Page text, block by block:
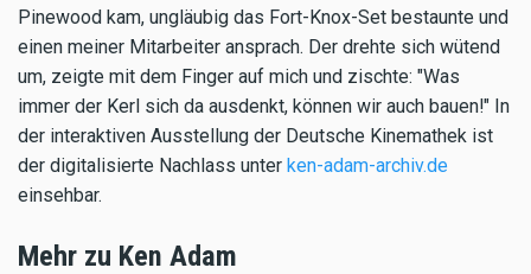
Pinewood kam, ungläubig das Fort-Knox-Set bestaunte und
einen meiner Mitarbeiter ansprach. Der drehte sich wütend
um, zeigte mit dem Finger auf mich und zischte: "Was
immer der Kerl sich da ausdenkt, können wir auch bauen!" In
der interaktiven Ausstellung der Deutsche Kinemathek ist
der digitalisierte Nachlass unter ken-adam-archiv.de
einsehbar.
Mehr zu Ken Adam